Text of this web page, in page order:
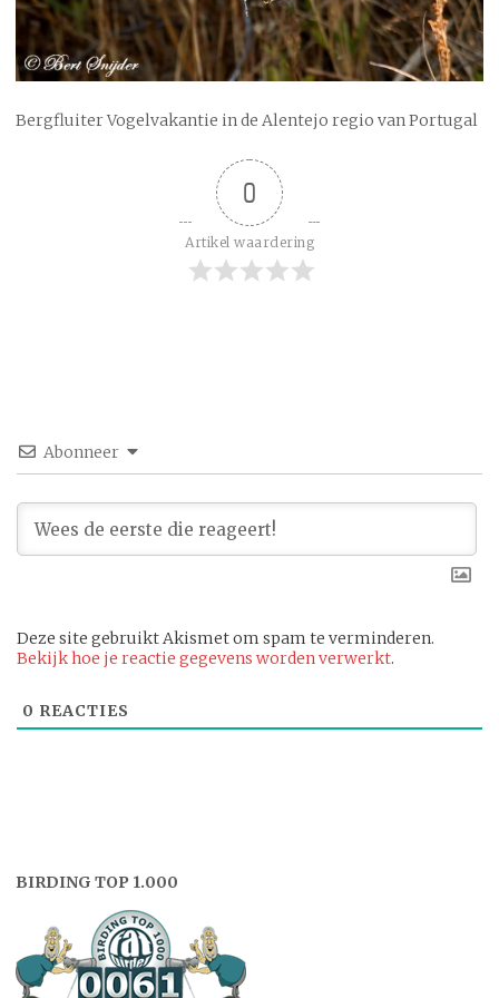
Bergfluiter Vogelvakantie in de Alentejo regio van Portugal
0
Artikel waardering
Abonneer
Deze site gebruikt Akismet om spam te verminderen.
Bekijk hoe je reactie gegevens worden verwerkt.
0 REACTIES
BIRDING TOP 1.000